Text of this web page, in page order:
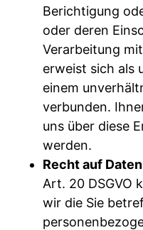
Berichtigung
oder deren
Verarbeitung
erweist sich als
einem
verbunden.
uns über diese
werden.
Recht auf
Art. 20 DSGVO
wir die Sie